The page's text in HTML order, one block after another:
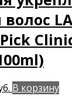
В корзину